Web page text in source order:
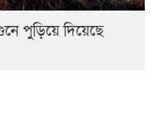
পুড়িয়ে দিয়েছে